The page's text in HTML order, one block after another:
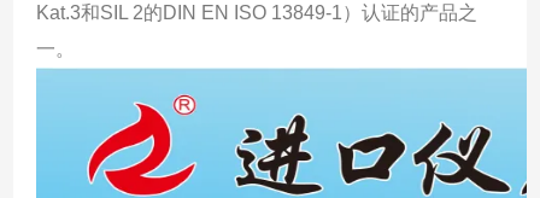
Kat.3和SIL 2的DIN EN ISO 13849-1）认证的产品之
一。